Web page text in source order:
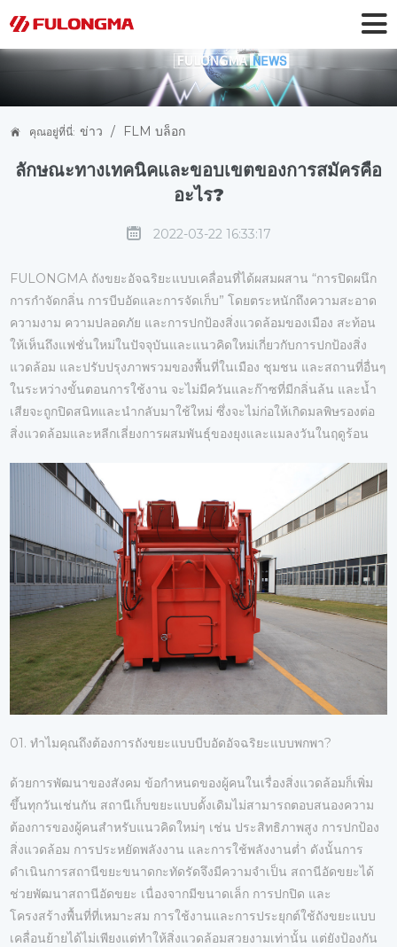
คุณอยู่ที่นี่: ข่าว / FLM บล็อก
Dumpster บีบอัดมือถืออัจฉริยะคืออะไร?
ลักษณะทางเทคนิคและขอบเขตของการสมัครคือ
อะไร?
2022-03-22 16:33:17
FULONGMA ถังขยะอัจฉริยะแบบเคลื่อนที่ได้ผสมผสาน “การปิดผนึก
การกำจัดกลิ่น การบีบอัดและการจัดเก็บ” โดยตระหนักถึงความสะอาด
ความงาม ความปลอดภัย และการปกป้องสิ่งแวดล้อมของเมือง สะท้อน
ให้เห็นถึงแฟชั่นใหม่ในปัจจุบันและแนวคิดใหม่เกี่ยวกับการปกป้องสิ่ง
แวดล้อม และปรับปรุงภาพรวมของพื้นที่ในเมือง ชุมชน และสถานที่อื่นๆ
ในระหว่างขั้นตอนการใช้งาน จะไม่มีควันและก๊าซที่มีกลิ่นล้น และน้ำ
เสียจะถูกปิดสนิทและนำกลับมาใช้ใหม่ ซึ่งจะไม่ก่อให้เกิดมลพิษรองต่อ
สิ่งแวดล้อมและหลีกเลี่ยงการผสมพันธุ์ของยุงและแมลงวันในฤดูร้อน
01. ทำไมคุณถึงต้องการถังขยะแบบบีบอัดอัจฉริยะแบบพกพา?
ด้วยการพัฒนาของสังคม ข้อกำหนดของผู้คนในเรื่องสิ่งแวดล้อมก็เพิ่ม
ขึ้นทุกวันเช่นกัน สถานีเก็บขยะแบบดั้งเดิมไม่สามารถตอบสนองความ
ต้องการของผู้คนสำหรับแนวคิดใหม่ๆ เช่น ประสิทธิภาพสูง การปกป้อง
สิ่งแวดล้อม การประหยัดพลังงาน และการใช้พลังงานต่ำ ดังนั้นการ
ดำเนินการสถานีขยะขนาดกะทัดรัดจึงมีความจำเป็น สถานีอัดขยะได้
ช่วยพัฒนาสถานีอัดขยะ เนื่องจากมีขนาดเล็ก การปกปิด และ
โครงสร้างพื้นที่ที่เหมาะสม การใช้งานและการประยุกต์ใช้ถังขยะแบบ
เคลื่อนย้ายได้ไม่เพียงแต่ทำให้สิ่งแวดล้อมสวยงามเท่านั้น แต่ยังป้องกัน